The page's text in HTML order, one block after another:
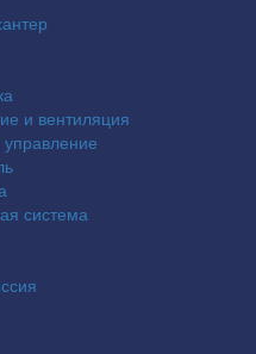
и вентиляция
система